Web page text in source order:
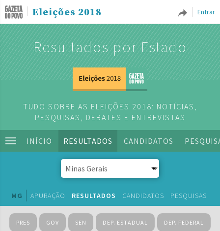
Entrar
Eleições 2018
Resultados por Estado
TUDO SOBRE AS ELEIÇÕES 2018: NOTÍCIAS,
PESQUISAS, DEBATES E ENTREVISTAS
INÍCIO RESULTADOS CANDIDATOS
MG APURAÇÃO RESULTADOS CANDIDATOS PESQUISAS
PRES GOV SEN DEP. ESTADUAL DEP. FEDERAL